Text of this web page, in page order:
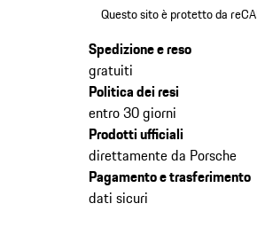
Questo sito è protetto da
Spedizione e reso
gratuiti
Politica dei resi
entro 30 giorni
Prodotti ufficiali
direttamente da Porsche
Pagamento e trasferimento
dati sicuri